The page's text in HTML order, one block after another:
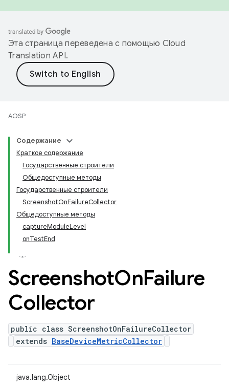
Эта страница переведена с помощью Cloud
Translation API.
AOSP
Содержание
Краткое содержание
Государственные строители
Общедоступные методы
Государственные строители
ScreenshotOnFailureCollector
Общедоступные методы
captureModuleLevel
onTestEnd
ScreenshotOnFailure
Collector
public class ScreenshotOnFailureCollector
extends BaseDeviceMetricCollector
java.lang.Object